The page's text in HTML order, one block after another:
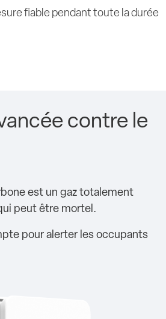
fiable pendant toute la durée
contre le
est un gaz totalement
peut être mortel.
pour alerter les occupants